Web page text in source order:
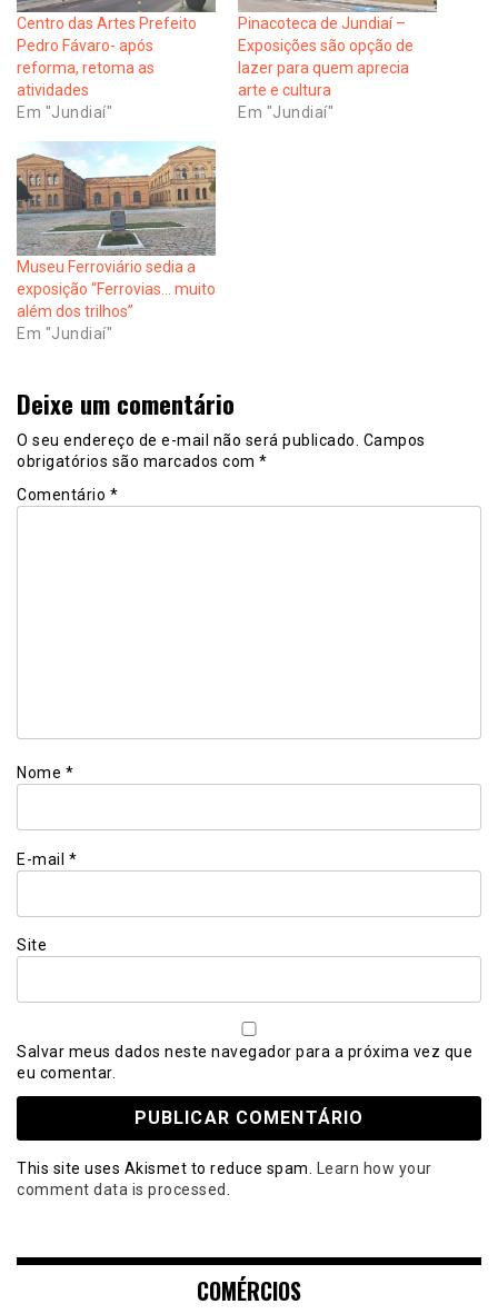
Centro das Artes Prefeito
Pedro Fávaro- após
reforma, retoma as
atividades
Em "Jundiaí"
Pinacoteca de Jundiaí –
Exposições são opção de
lazer para quem aprecia
arte e cultura
Em "Jundiaí"
Museu Ferroviário sedia a
exposição “Ferrovias… muito
além dos trilhos”
Em "Jundiaí"
Deixe um comentário
O seu endereço de e-mail não será publicado. Campos
obrigatórios são marcados com *
Comentário *
Nome *
E-mail *
Site
Salvar meus dados neste navegador para a próxima vez que
eu comentar.
This site uses Akismet to reduce spam. Learn how your
comment data is processed.
COMÉRCIOS